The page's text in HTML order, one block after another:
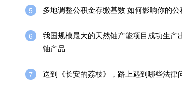
5 多地调整公积金存缴基数 如何影响你的公
6
我国规模最大的天然铀产能项目成功生产
铀产品
7 送到《长安的荔枝》，路上遇到哪些法律